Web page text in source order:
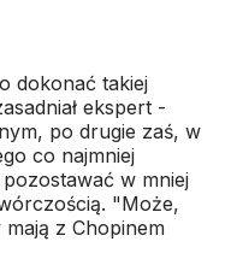
dokonać takiej
ekspert -
po drugie zaś, w
co najmniej
w mniej
"Może,
z Chopinem